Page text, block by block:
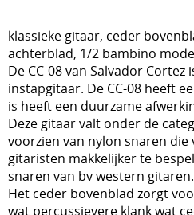
klassieke gitaar, ceder
achterblad, 1/2 bambino
De CC-08 van Salvador Cortez
instapgitaar. De CC-08 heeft
is heeft een duurzame
Deze gitaar valt onder de
voorzien van nylon snaren
gitaristen makkelijker te
snaren van bv western gitaren.
Het ceder bovenblad zorgt
wat percussievere klank wat